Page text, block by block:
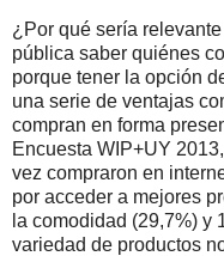
¿Por qué sería
pública saber quiénes
porque tener la opción
una serie de ventajas
compran en forma
Encuesta WIP+UY
vez compraron en
por acceder a mejores
la comodidad (29,7%) y
variedad de productos